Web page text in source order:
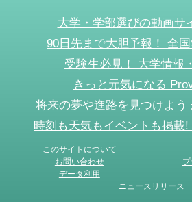
大学・学部選びの動画サ
90日先まで大胆予報！ 全
受験生必見！ 大学情報
きっと元気になる
将来の夢や進路を見つけよう
時刻も天気もイベントも掲載
このサイトについて
お問い合わせ
データ利用
ニュースリリース